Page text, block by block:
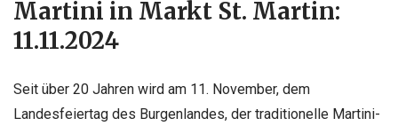
Martini in Markt St. Martin:
11.11.2024
Seit über 20 Jahren wird am 11. November, dem
Landesfeiertag des Burgenlandes, der traditionelle Martini-